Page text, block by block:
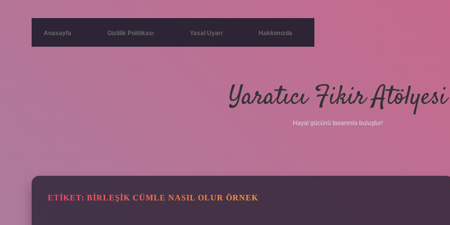
Anasayfa Gizlilik Politikası Yasal Uyarı Hakkımızda
Yaratıcı Fikir Atölyesi
Hayal gücünü tasarımla buluştur!
ETIKET: BIRLEŞIK CÜMLE NASIL OLUR ÖRNEK